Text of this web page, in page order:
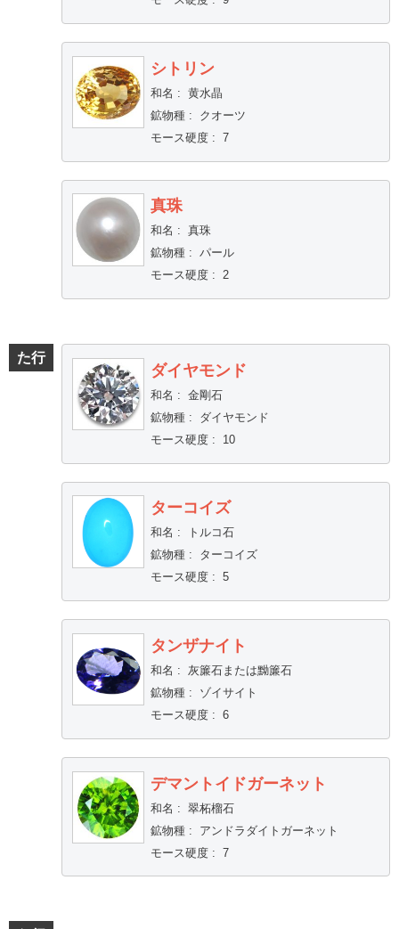
シトリン
和名 : 黄水晶
鉱物種:
クオーツ
モース硬度: 7
真珠
和名 : 真珠
鉱物種: パール
モース硬度: 2
た行
ダイヤモンド
和名 : 金剛石
鉱物種:
ダイヤモンド
モース硬度: 10
ターコイズ
和名 :
トルコ石
鉱物種:
ターコイズ
モース硬度: 5
タンザナイト
和名 :
灰簾石または黝簾石
鉱物種:
ゾイサイト
モース硬度: 6
デマントイドガーネット
和名 : 翠柘榴石
鉱物種:
アンドラダイトガーネット
モース硬度: 7